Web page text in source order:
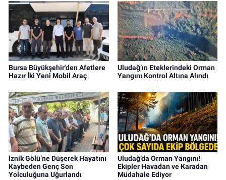
Bursa Büyükşehir'den Afetlere
Hazır İki Yeni Mobil Araç
Uludağ’ın Eteklerindeki Orman
Yangını Kontrol Altına Alındı
İznik Gölü’ne Düşerek Hayatını
Kaybeden Genç Son
Yolculuğuna Uğurlandı
Uludağ’da Orman Yangını!
Ekipler Havadan ve Karadan
Müdahale Ediyor